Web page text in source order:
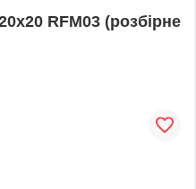
RFM03 (розбірне